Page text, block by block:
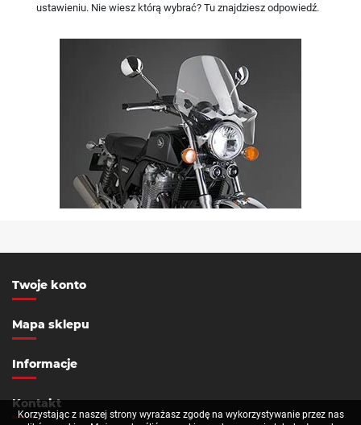
ustawieniu. Nie wiesz którą wybrać? Tu znajdziesz odpowiedź.
Twoje konto
Mapa sklepu
Informacje
Kontakt
Korzystając z naszej strony wyrażasz zgodę na wykorzystywanie przez nas